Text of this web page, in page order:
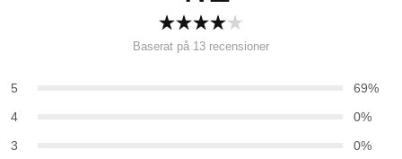
Baserat på 13 recensioner
5
69%
4
0%
3
0%